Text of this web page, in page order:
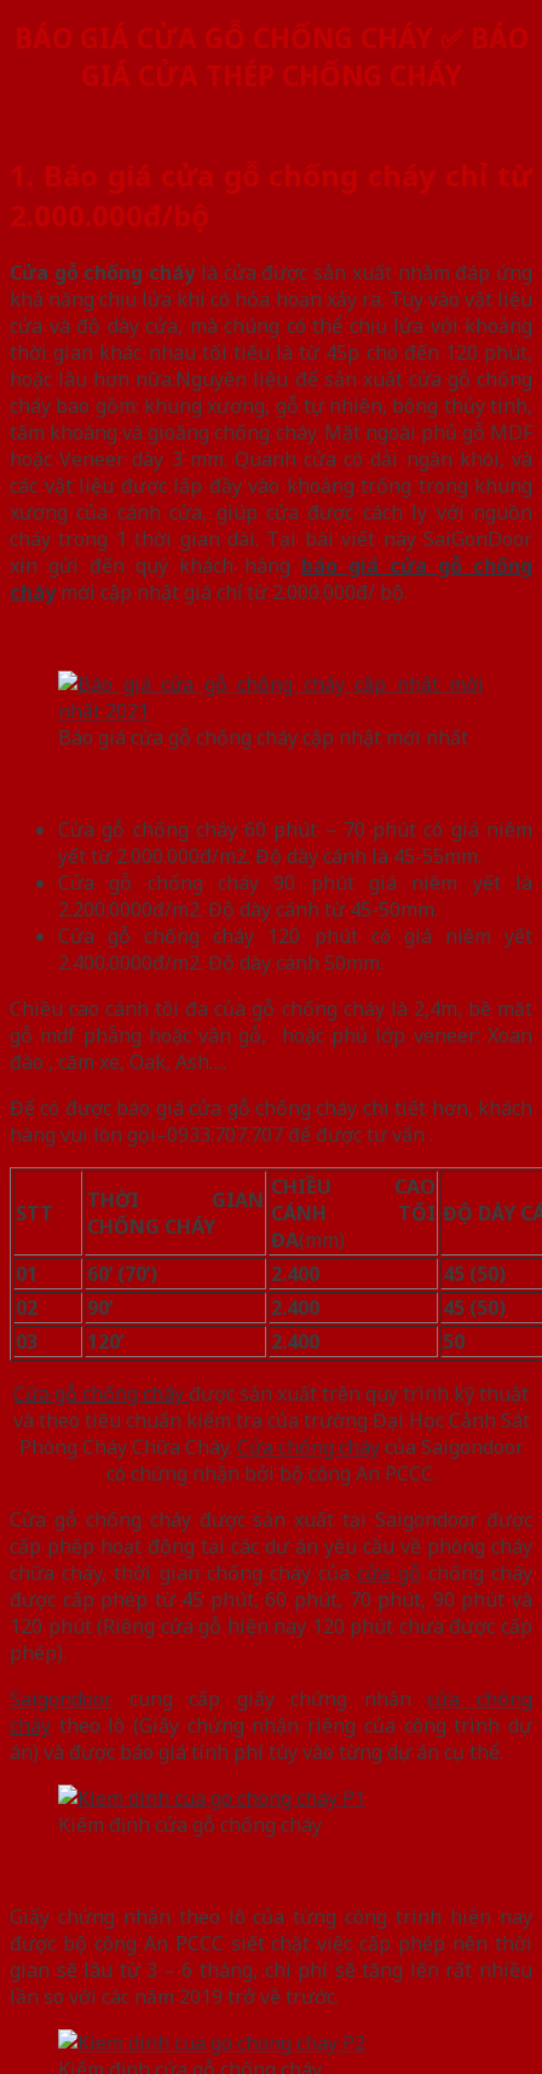
BÁO GIÁ CỬA GỖ CHỐNG CHÁY ✅ BÁO
GIÁ CỬA THÉP CHỐNG CHÁY
1. Báo giá cửa gỗ chống cháy chỉ từ
2.000.000đ/bộ
Cửa gỗ chống cháylà cửa được sản xuất nhằm đáp ứng
khả năng chịu lửa khi có hỏa hoạn xảy ra. Tùy vào vật liệu
cửa và độ dày cửa, mà chúng có thể chịu lửa với khoảng
thời gian khác nhau tối tiểu là từ 45p cho đến 120 phút,
hoặc lâu hơn nữa.Nguyên liệu để sản xuất cửa gỗ chống
cháy bao gồm: khung xương, gỗ tự nhiên, bông thủy tinh,
tấm khoáng và gioăng chống cháy. Mặt ngoài phủ gỗ MDF
hoặc Veneer dày 3 mm. Quanh cửa có dải ngăn khói, và
các vật liệu được lấp đầy vào khoảng trống trong khung
xương của cánh cửa, giúp cửa được cách ly với nguồn
cháy trong 1 thời gian dài. Tại bài viết này SaiGonDoor
xin gửi đến quý khách hàng báo giá cửa gỗ chống
cháymới cập nhật giá chỉ từ 2.000.000đ/ bộ.
Báo giá cửa gỗ chống cháy cập nhật mới nhất
Cửa gỗ chống cháy 60 phút – 70 phút có giá niêm
yết từ 2.000.000đ/m2. Độ dày cánh là 45-55mm.
Cửa gỗ chống cháy 90 phút giá niêm yết là
2.200.0000đ/m2. Độ dày cánh từ 45-50mm.
Cửa gỗ chống cháy 120 phút có giá niêm yết
2.400.0000đ/m2. Độ dày cánh 50mm.
Chiều cao cánh tôi đa của gỗ chống cháy là 2,4m, bề mặt
gỗ mdf phẵng hoặc vân gỗ, hoặc phủ lớp veneer: Xoan
đào , căm xe, Oak, Ash….
Để có được báo giá cửa gỗ chống cháy chi tiết hơn, khách
hàng vui lòn gọi–0933.707.707 để được tư vấn .
STT
THỜI GIAN
CHỐNG CHÁY
CHIỀU CAO
CÁNH TỐI
ĐA(mm)
ĐỘ DÀY
01 60’ (70’) 2.400
45 (50)
02
90’ 2.400
45 (50)
03
120’ 2.400
50
Cửa gỗ chống cháy được sản xuất trên quy trình kỹ thuật
và theo tiêu chuẩn kiểm tra của trường Đại Học Cảnh Sát
Phòng Cháy Chữa Cháy. Cửa chống cháycủa Saigondoor
có chứng nhận bởi bộ công An PCCC.
Cửa gỗ chống cháy được sản xuất tại Saigondoor được
cấp phép hoạt động tại các dự án yêu cầu về phòng cháy
chữa cháy, thời gian chống cháy củacửa gỗ chống cháy
được cấp phép từ 45 phút, 60 phút, 70 phút, 90 phút và
120 phút (Riêng cửa gỗ hiện nay 120 phút chưa được cấp
phép).
Saigondoor cung cấp giấy chứng nhậncửa chống
cháy theo lô (Giấy chứng nhận riêng của công trình dự
án) và được báo giá tính phí tùy vào từng dự án cụ thể.
Kiểm định cửa gỗ chống cháy
Giấy chứng nhận theo lô của từng công trình hiện nay
được bộ công An PCCC siết chặt việc cấp phép nên thời
gian sẽ lâu từ 3 – 6 tháng, chi phí sẽ tăng lên rất nhiều
lần so với các năm 2019 trở về trước.